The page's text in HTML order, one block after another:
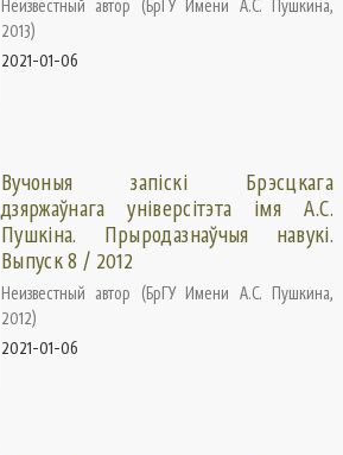
Неизвестный автор (БрГУ Имени А.С. Пушкина,
2013)
2021-01-06
Вучоныя запіскі Брэсцкага
дзяржаўнага універсітэта імя А.С.
Пушкіна. Прыродазнаўчыя навукі.
Выпуск 8 / 2012
Неизвестный автор (БрГУ Имени А.С. Пушкина,
2012)
2021-01-06